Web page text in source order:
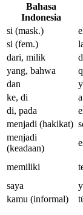
Bahasa
Indonesia
si (mask.)
si (fem.)
dari, milik
yang, bahwa
dan
y
ke, di
a
di, pada
menjadi (hakikat)
menjadi
(keadaan)
memiliki
saya
kamu (informal)